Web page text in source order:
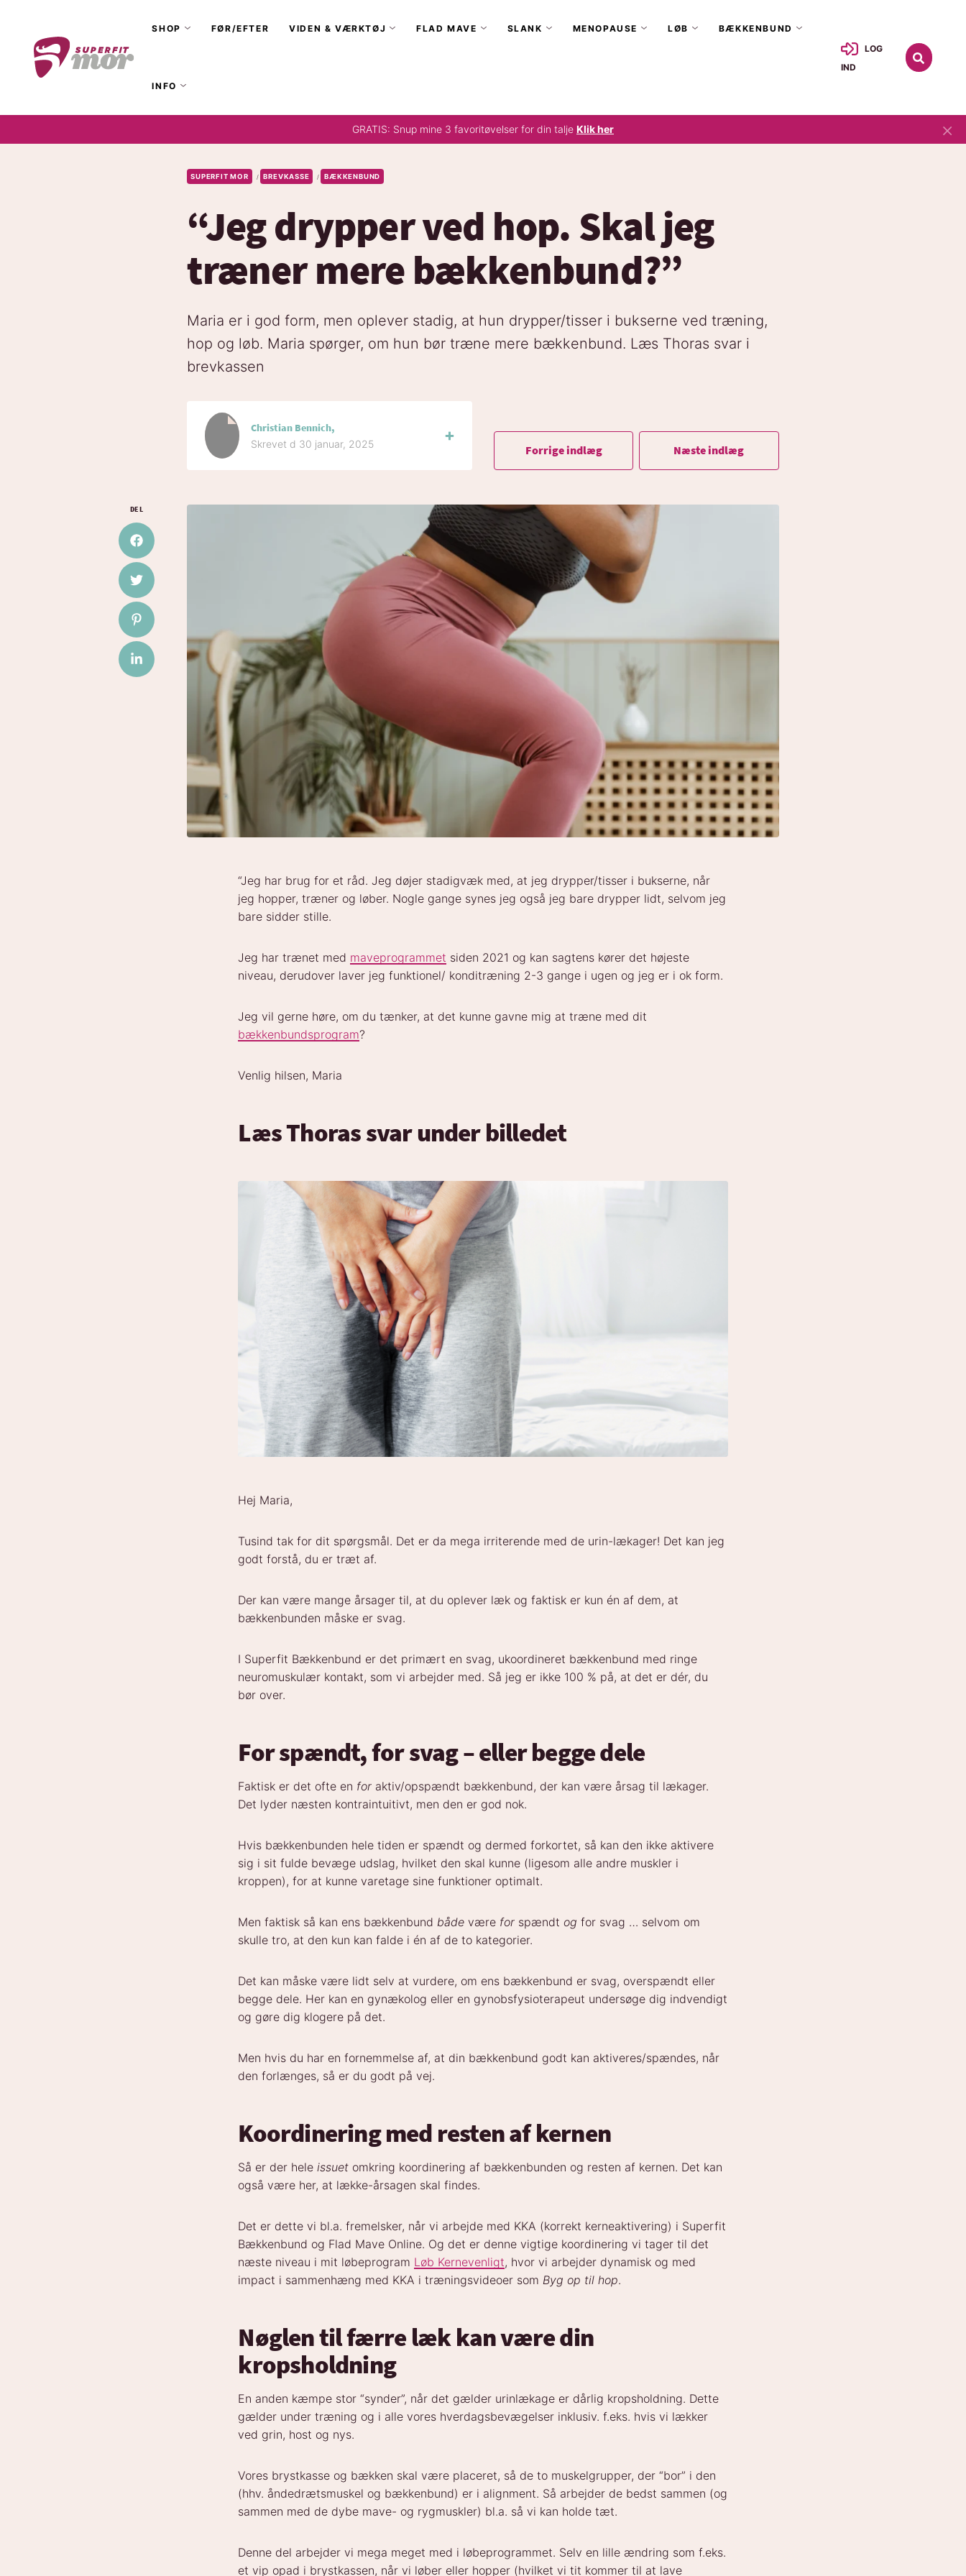
LOG
IND
SHOP FØR/EFTER VIDEN & VÆRKTØJ FLAD MAVE SLANK MENOPAUSE LØB BÆKKENBUND
INFO
GRATIS: Snup mine 3 favoritøvelser for din talje Klik her ×
SUPERFIT MOR / BREVKASSE / BÆKKENBUND
“Jeg drypper ved hop. Skal jeg
træner mere bækkenbund?”
Maria er i god form, men oplever stadig, at hun drypper/tisser i bukserne ved træning,
hop og løb. Maria spørger, om hun bør træne mere bækkenbund. Læs Thoras svar i
brevkassen
Christian Bennich,
Skrevet d 30 januar, 2025 Forrige indlæg Næste indlæg
DEL
Del på Facebook
Del på Twitter
Del på Pinterest
Del på LinkedIn
“Jeg har brug for et råd. Jeg døjer stadigvæk med, at jeg drypper/tisser i bukserne, når
jeg hopper, træner og løber. Nogle gange synes jeg også jeg bare drypper lidt, selvom jeg
bare sidder stille.
Jeg har trænet med maveprogrammet siden 2021 og kan sagtens kører det højeste
niveau, derudover laver jeg funktionel/ konditræning 2-3 gange i ugen og jeg er i ok form.
Jeg vil gerne høre, om du tænker, at det kunne gavne mig at træne med dit
bækkenbundsprogram?
Venlig hilsen, Maria
Læs Thoras svar under billedet
Hej Maria,
Tusind tak for dit spørgsmål. Det er da mega irriterende med de urin-lækager! Det kan jeg
godt forstå, du er træt af.
Der kan være mange årsager til, at du oplever læk og faktisk er kun én af dem, at
bækkenbunden måske er svag.
I Superfit Bækkenbund er det primært en svag, ukoordineret bækkenbund med ringe
neuromuskulær kontakt, som vi arbejder med. Så jeg er ikke 100 % på, at det er dér, du
bør over.
For spændt, for svag – eller begge dele
Faktisk er det ofte en for aktiv/opspændt bækkenbund, der kan være årsag til lækager.
Det lyder næsten kontraintuitivt, men den er god nok.
Hvis bækkenbunden hele tiden er spændt og dermed forkortet, så kan den ikke aktivere
sig i sit fulde bevæge udslag, hvilket den skal kunne (ligesom alle andre muskler i
kroppen), for at kunne varetage sine funktioner optimalt.
Men faktisk så kan ens bækkenbund både være for spændtog for svag … selvom om
skulle tro, at den kun kan falde i én af de to kategorier.
Det kan måske være lidt selv at vurdere, om ens bækkenbund er svag, overspændt eller
begge dele. Her kan en gynækolog eller en gynobsfysioterapeut undersøge dig indvendigt
og gøre dig klogere på det.
Men hvis du har en fornemmelse af, at din bækkenbund godt kan aktiveres/spændes, når
den forlænges, så er du godt på vej.
Koordinering med resten af kernen
Så er der heleissuet omkring koordinering af bækkenbunden og resten af kernen. Det kan
også være her, at lække-årsagen skal findes.
Det er dette vi bl.a. fremelsker, når vi arbejde med KKA (korrekt kerneaktivering) i Superfit
Bækkenbund og Flad Mave Online. Og det er denne vigtige koordinering vi tager til det
næste niveau i mit løbeprogram Løb Kernevenligt, hvor vi arbejder dynamisk og med
impact i sammenhæng med KKA i træningsvideoer som Byg op til hop.
Nøglen til færre læk kan være din
kropsholdning
En anden kæmpe stor “synder”, når det gælder urinlækage er dårlig kropsholdning. Dette
gælder under træning og i alle vores hverdagsbevægelser inklusiv. f.eks. hvis vi lækker
ved grin, host og nys.
Vores brystkasse og bækken skal være placeret, så de to muskelgrupper, der “bor” i den
(hhv. åndedrætsmuskel og bækkenbund) er i alignment. Så arbejder de bedst sammen (og
sammen med de dybe mave- og rygmuskler) bl.a. så vi kan holde tæt.
Denne del arbejder vi mega meget med i løbeprogrammet. Selv en lille ændring som f.eks.
et vip opad i brystkassen, når vi løber eller hopper (hvilket vi tit kommer til at lave